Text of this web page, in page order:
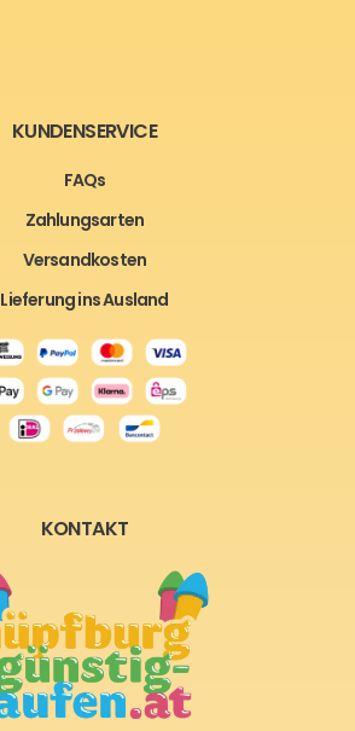
KUNDENSERVICE
FAQs
Zahlungsarten
Versandkosten
Lieferung ins Ausland
KONTAKT